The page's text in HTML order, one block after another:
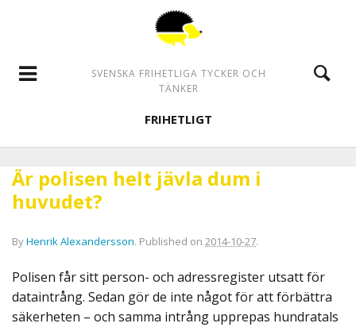
SVENSKA FRIHETLIGA TYCKER OCH
TÄNKER
FRIHETLIGT
Är polisen helt jävla dum i
huvudet?
ByHenrik Alexandersson. Published on 2014-10-27.
Polisen får sitt person- och adressregister utsatt för
dataintrång. Sedan gör de inte något för att förbättra
säkerheten – och samma intrång upprepas hundratals